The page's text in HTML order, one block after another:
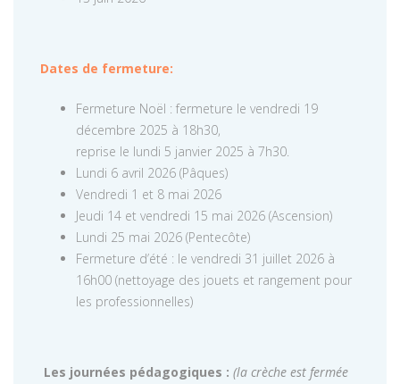
Dates de fermeture:
Fermeture Noël : fermeture le vendredi 19
décembre 2025 à 18h30,
reprise le lundi 5 janvier 2025 à 7h30.
Lundi 6 avril 2026 (Pâques)
Vendredi 1 et 8 mai 2026
Jeudi 14 et vendredi 15 mai 2026 (Ascension)
Lundi 25 mai 2026 (Pentecôte)
Fermeture d’été : le vendredi 31 juillet 2026 à
16h00 (nettoyage des jouets et rangement pour
les professionnelles)
Les journées pédagogiques : (la crèche est fermée